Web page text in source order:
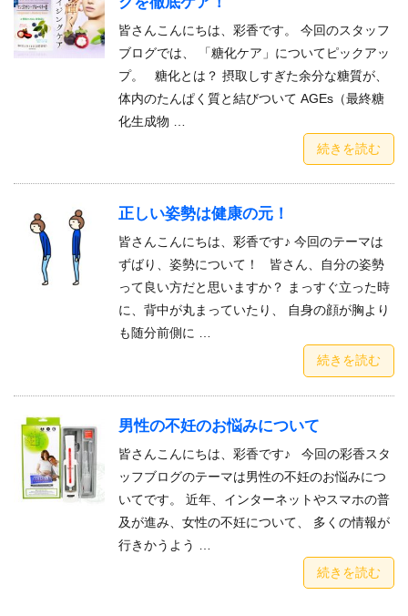
皆さんこんにちは、彩香です。 今回のスタッフ
ブログでは、 「糖化ケア」についてピックアッ
プ。 糖化とは？ 摂取しすぎた余分な糖質が、
体内のたんぱく質と結びついて AGEs（最終糖
化生成物 …
続きを読む
正しい姿勢は健康の元！
皆さんこんにちは、彩香です♪ 今回のテーマは
ずばり、姿勢について！ 皆さん、自分の姿勢
って良い方だと思いますか？ まっすぐ立った時
に、背中が丸まっていたり、 自身の顔が胸より
も随分前側に …
続きを読む
男性の不妊のお悩みについて
皆さんこんにちは、彩香です♪ 今回の彩香スタ
ッフブログのテーマは男性の不妊のお悩みにつ
いてです。 近年、インターネットやスマホの普
及が進み、女性の不妊について、 多くの情報が
行きかうよう …
続きを読む